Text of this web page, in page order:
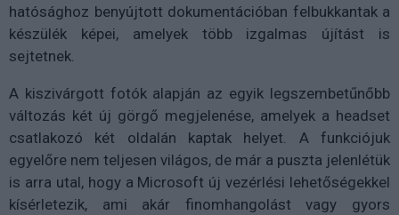
hatósághoz benyújtott dokumentációban felbukkantak a
készülék képei, amelyek több izgalmas újítást is
sejtetnek.
A kiszivárgott fotók alapján az egyik legszembetűnőbb
változás két új görgő megjelenése, amelyek a headset
csatlakozó két oldalán kaptak helyet. A funkciójuk
egyelőre nem teljesen világos, de már a puszta jelenlétük
is arra utal, hogy a Microsoft új vezérlési lehetőségekkel
kísérletezik, ami akár finomhangolást vagy gyors